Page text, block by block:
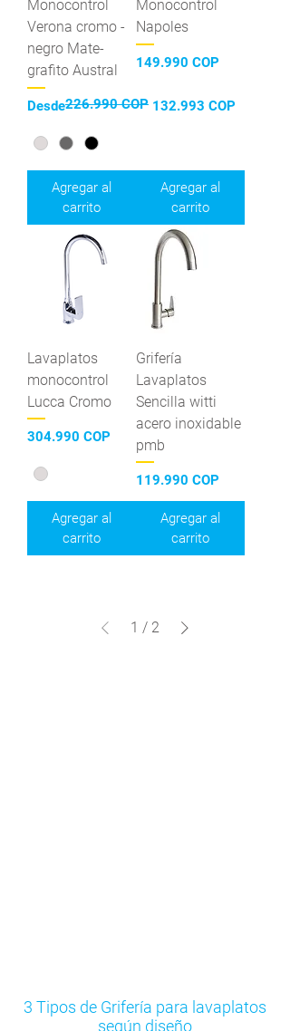
Monocontrol
Verona cromo -
negro Mate-
grafito Austral
Desde
Precio226.990 COP 132.993 COP
Precio de oferta
Agregar al
carrito
Monocontrol
Napoles
Precio
149.990 COP
Agregar al
carrito
Lavaplatos
monocontrol
Lucca Cromo
Precio
304.990 COP
Agregar al
carrito
Grifería
Lavaplatos
Sencilla witti
acero inoxidable
pmb
Precio
119.990 COP
Agregar al
carrito
1 / 2
3 Tipos de Grifería para lavaplatos
según diseño